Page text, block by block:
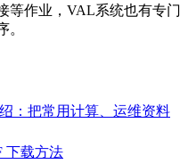
等作业，VAL系统也有专门
。
：把常用计算、运维资料
下载方法